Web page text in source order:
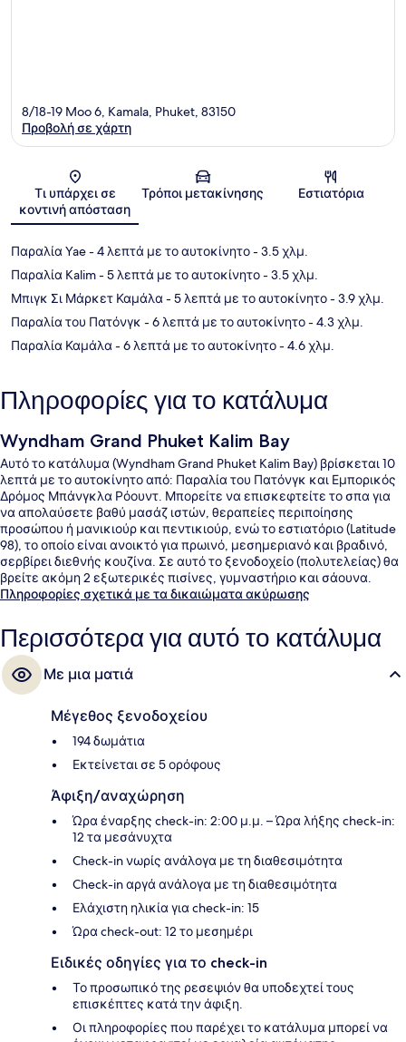
Χάρτης
8/18-19 Moo 6, Kamala, Phuket, 83150
Προβολή σε χάρτη
Τι υπάρχει σε
κοντινή απόσταση
Τρόποι μετακίνησης Εστιατόρια
Παραλία Yae- 4 λεπτά με το αυτοκίνητο- 3.5 χλμ.
Παραλία Kalim- 5 λεπτά με το αυτοκίνητο- 3.5 χλμ.
Μπιγκ Σι Μάρκετ Καμάλα- 5 λεπτά με το αυτοκίνητο- 3.9 χλμ.
Παραλία του Πατόνγκ - 6 λεπτά με το αυτοκίνητο- 4.3 χλμ.
Παραλία Καμάλα- 6 λεπτά με το αυτοκίνητο- 4.6 χλμ.
Πληροφορίες για το κατάλυμα
Wyndham Grand Phuket Kalim Bay
Αυτό το κατάλυμα (Wyndham Grand Phuket Kalim Bay) βρίσκεται 10
λεπτά με το αυτοκίνητο από: Παραλία του Πατόνγκ και Εμπορικός
Δρόμος Μπάνγκλα Ρόουντ. Μπορείτε να επισκεφτείτε το σπα για
να απολαύσετε βαθύ μασάζ ιστών, θεραπείες περιποίησης
προσώπου ή μανικιούρ και πεντικιούρ, ενώ το εστιατόριο (Latitude
98), το οποίο είναι ανοικτό για πρωινό, μεσημεριανό και βραδινό,
σερβίρει διεθνής κουζίνα. Σε αυτό το ξενοδοχείο (πολυτελείας) θα
βρείτε ακόμη 2 εξωτερικές πισίνες, γυμναστήριο και σάουνα.
Άλλοι ταξιδιώτες λένε εξαιρετικά πράγματα για το εξυπηρετικό
Πληροφορίες σχετικά με τα δικαιώματα ακύρωσης
Περισσότερα για αυτό το κατάλυμα
Με μια ματιά
Μέγεθος ξενοδοχείου
194 δωμάτια
Εκτείνεται σε 5 ορόφους
Άφιξη/αναχώρηση
Ώρα έναρξης check-in: 2:00 μ.μ. – Ώρα λήξης check-in:
12 τα μεσάνυχτα
Check-in νωρίς ανάλογα με τη διαθεσιμότητα
Check-in αργά ανάλογα με τη διαθεσιμότητα
Ελάχιστη ηλικία για check-in: 15
Ώρα check-out: 12 το μεσημέρι
Ειδικές οδηγίες για το check-in
Το προσωπικό της ρεσεψιόν θα υποδεχτεί τους
επισκέπτες κατά την άφιξη.
Οι πληροφορίες που παρέχει το κατάλυμα μπορεί να